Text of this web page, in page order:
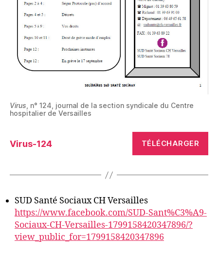
Virus , n° 124, journal de la section syndicale du Centre
hospitalier de Versailles
Virus-124 TÉLÉCHARGER
SUD Santé Sociaux CH Versailles
https://www.facebook.com/SUD-Sant%C3%A9-
Sociaux-CH-Versailles-1799158420347896/?
view_public_for=1799158420347896